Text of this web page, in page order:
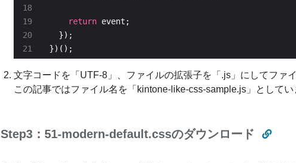
18
19
20
21
return
})();
文字コードを「UTF-8」、ファイルの拡張子を「.js」にしてファ
この記事ではファイル名を「kintone-like-css-sample.js」としてい
Step3：51-modern-default.cssのダウンロード